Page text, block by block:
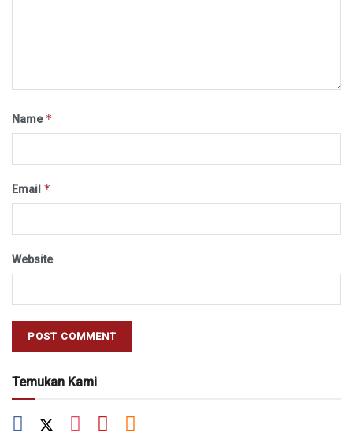
Name*
Email *
Website
Temukan Kami